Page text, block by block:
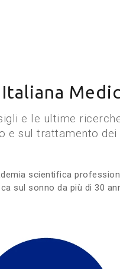
e le ultime
e sul trattamento
scientifica
sul sonno da più di 30